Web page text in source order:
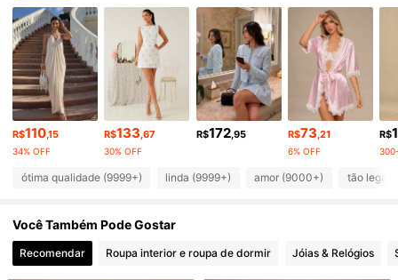
4,86 1.3M Seguidores
4,86 1.3M Seguidores
4,86 1.3M Seguidores
4,86 1.3M Seguidores
4,86 1.3M Seguidores
R$110,15
34% OFF
R$133 ,67
30% OFF
R$172,95 R$73 ,21
6% OFF
R$
ótima qualidade (9999+) linda (9999+) amor (9000+) tão legal
Você Também Pode Gostar
Recomendar Roupa interior e roupa de dormir Jóias & Relógios